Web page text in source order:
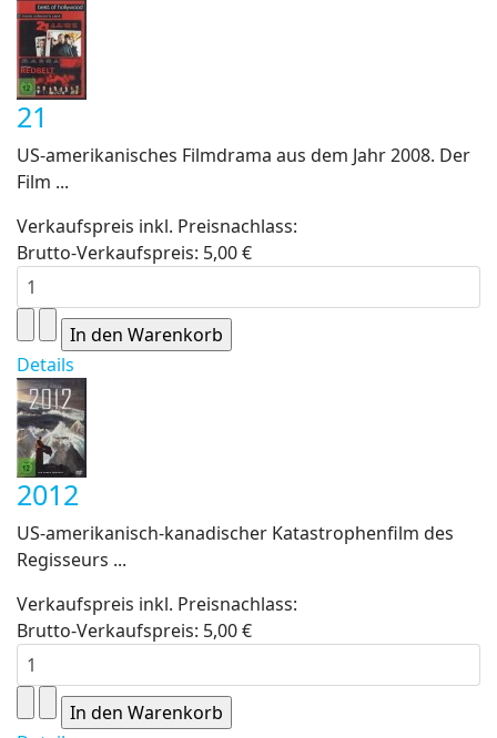
21
US-amerikanisches Filmdrama aus dem Jahr 2008. Der
Film ...
Verkaufspreis inkl. Preisnachlass:
Brutto-Verkaufspreis: 5,00 €
Details
2012
US-amerikanisch-kanadischer Katastrophenfilm des
Regisseurs ...
Verkaufspreis inkl. Preisnachlass:
Brutto-Verkaufspreis: 5,00 €